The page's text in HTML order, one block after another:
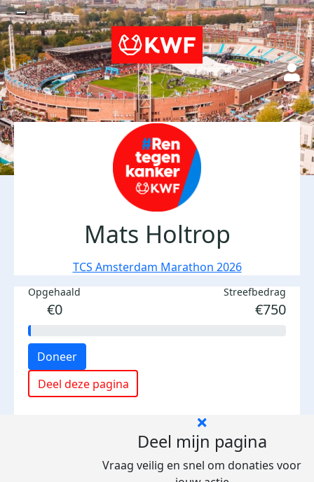
Mats Holtrop
TCS Amsterdam Marathon 2026
Opgehaald
€0
Streefbedrag
€750
Doneer
Deel deze pagina
Deel mijn pagina
Vraag veilig en snel om donaties voor